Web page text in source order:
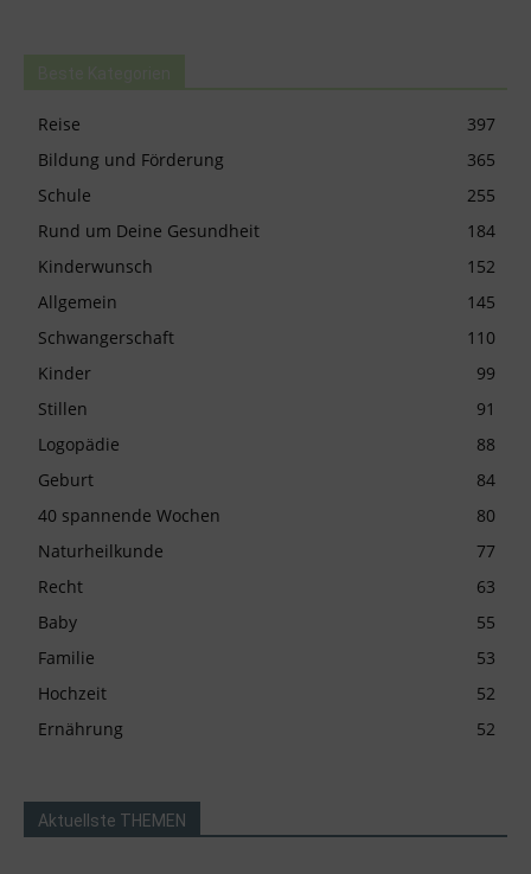
Reise
397
Bildung und Förderung
365
Schule
255
Rund um Deine Gesundheit
184
Kinderwunsch
152
Allgemein
145
Schwangerschaft
110
Kinder
99
Stillen
91
Logopädie
88
Geburt
84
40 spannende Wochen
80
Naturheilkunde
77
Recht
63
Baby
55
Familie
53
Hochzeit
52
Ernährung
52
Aktuellste THEMEN